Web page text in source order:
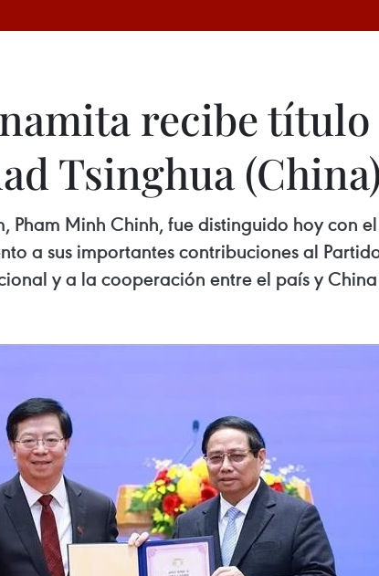
recibe
Tsinghua (China)
Pham Minh Chinh, fue distinguido hoy con
a sus importantes contribuciones al
y a la cooperación entre el país y